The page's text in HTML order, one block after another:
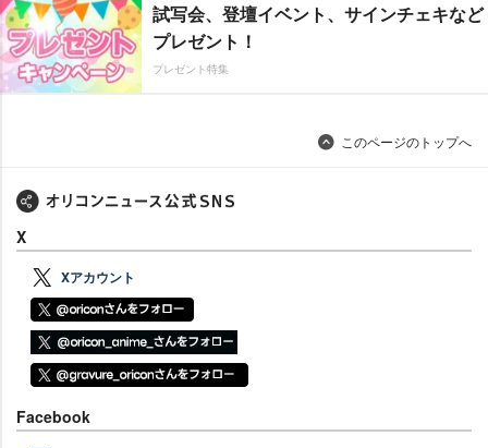
試写会、登壇イベント、サインチェキなど
プレゼント！
プレゼント特集
このページのトップへ
X
Xアカウント
Facebook